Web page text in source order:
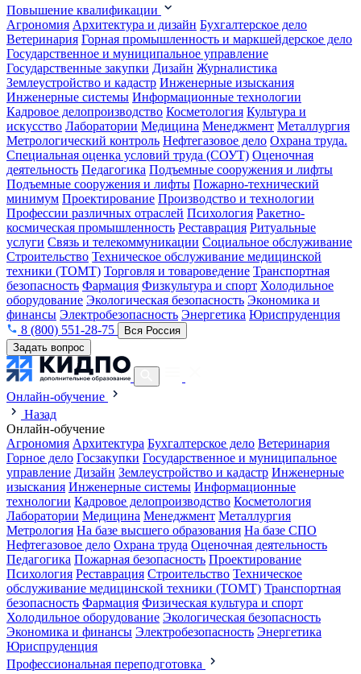
Повышение квалификации
Агрономия Архитектура и дизайн Бухгалтерское дело
Ветеринария Горная промышленность и маркшейдерское дело
Государственное и муниципальное управление
Государственные закупки Дизайн Журналистика
Землеустройство и кадастр Инженерные изыскания
Инженерные системы Информационные технологии
Кадровое делопроизводство Косметология Культура и
искусство Лаборатории Медицина Менеджмент Металлургия
Метрологический контроль Нефтегазовое дело Охрана труда.
Специальная оценка условий труда (СОУТ) Оценочная
деятельность Педагогика Подъемные сооружения и лифты
Подъемные сооружения и лифты Пожарно-технический
минимум Проектирование Производство и технологии
Профессии различных отраслей Психология Ракетно-
космическая промышленность Реставрация Ритуальные
услуги Связь и телекоммуникации Социальное обслуживание
Строительство Техническое обслуживание медицинской
техники (ТОМТ) Торговля и товароведение Транспортная
безопасность Фармация Физкультура и спорт Холодильное
оборудование Экологическая безопасность Экономика и
финансы Электробезопасность Энергетика Юриспруденция
8 (800) 551-28-75
Вся Россия
Задать вопрос
Онлайн-обучение
Назад
Онлайн-обучение
Агрономия Архитектура Бухгалтерское дело Ветеринария
Горное дело Госзакупки Государственное и муниципальное
управление Дизайн Землеустройство и кадастр Инженерные
изыскания Инженерные системы Информационные
технологии Кадровое делопроизводство Косметология
Лаборатории Медицина Менеджмент Металлургия
Метрология На базе высшего образования На базе СПО
Нефтегазовое дело Охрана труда Оценочная деятельность
Педагогика Пожарная безопасность Проектирование
Психология Реставрация Строительство Техническое
обслуживание медицинской техники (ТОМТ) Транспортная
безопасность Фармация Физическая культура и спорт
Холодильное оборудование Экологическая безопасность
Экономика и финансы Электробезопасность Энергетика
Юриспруденция
Профессиональная переподготовка